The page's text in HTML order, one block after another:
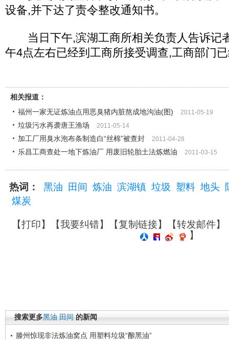
设备,并下达了责令整改通知书。
当日下午,滨湖工商所相关负责人告诉记
午4点左右已经到工商所接受调查,工商部门
相关报道：
福州一家无证炼油点用恶臭猪内脏熬成地沟油(图)
2011-05-19
垃圾污水再袭唐王渔场 2011-05-14
加工厂用臭水泡布条制造白“丝棉”被查封 2011-04-28
乐昌工商查处一地下炼油厂 用废旧轮胎土法炼燃油 2011-03-15
热词： 黑油 田间 炼油 滨湖镇 垃圾 塑料 地头
煤炭
【打印】【我要纠错】【复制链接】【转发邮件】
】
搜索更多黑油 田间 的新闻
滕州惊现非法炼油窝点 用塑料垃圾“酿黑油”